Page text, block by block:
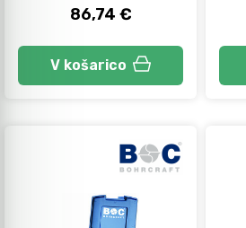
86,74 €
V košarico